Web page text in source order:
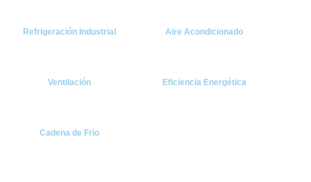
Refrigeración Industrial Aire Acondicionado
Ventilación Eficiencia Energética
Cadena de Frio